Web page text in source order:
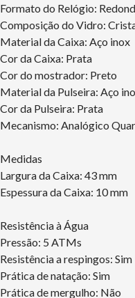
Formato do Relógio:
Composição do Vidro:
Material da Caixa: Aço inox
Cor da Caixa: Prata
Cor do mostrador: Preto
Material da Pulseira: Aço
Cor da Pulseira: Prata
Mecanismo: Analógico
Medidas
Largura da Caixa: 43 mm
Espessura da Caixa: 10 mm
Resistência à Água
Pressão: 5 ATMs
Resistência a respingos: Sim
Prática de natação: Sim
Prática de mergulho: Não